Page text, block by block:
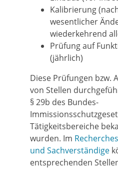
Kalibrierung
wesentlicher
wiederkehrend
Prüfung auf
(jährlich)
Diese Prüfungen bzw.
von Stellen
§ 29b des Bundes-
Tätigkeitsbereiche
wurden. Im
und Sachverständige
entsprechenden